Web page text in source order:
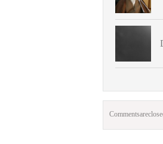
Comments are